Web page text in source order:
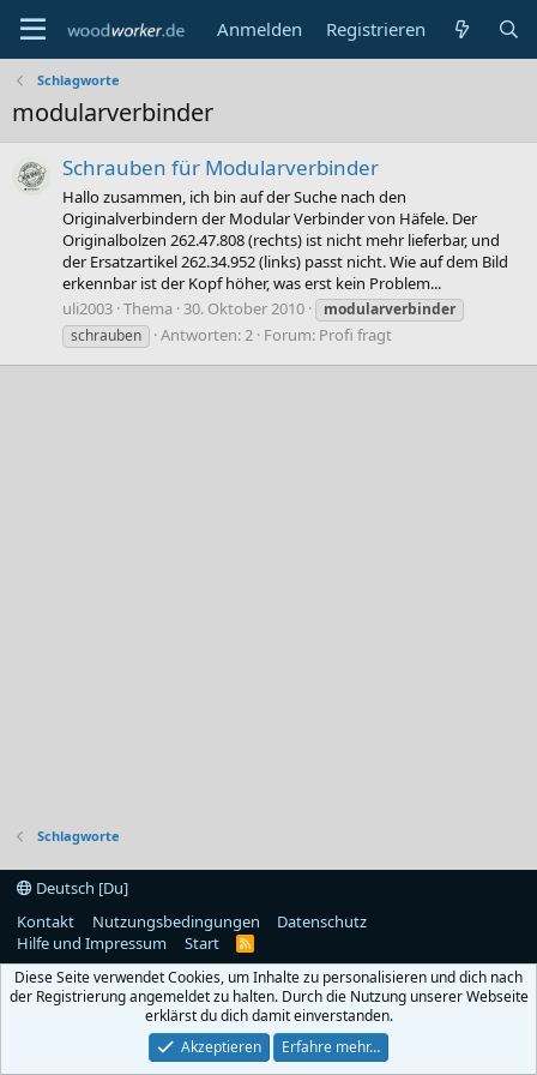
Anmelden Registrieren
Schlagworte
modularverbinder
Schrauben für Modularverbinder
Hallo zusammen, ich bin auf der Suche nach den
Originalverbindern der Modular Verbinder von Häfele. Der
Originalbolzen 262.47.808 (rechts) ist nicht mehr lieferbar, und
der Ersatzartikel 262.34.952 (links) passt nicht. Wie auf dem Bild
erkennbar ist der Kopf höher, was erst kein Problem...
uli2003 Thema 30. Oktober 2010
modularverbinder
schrauben
Antworten: 2 Forum: Profi fragt
Schlagworte
Deutsch [Du]
Kontakt
Nutzungsbedingungen
Datenschutz
Hilfe und Impressum
Start
R
S
Diese Seite verwendet Cookies, um Inhalte zu personalisieren und dich nach
der Registrierung angemeldet zu halten. Durch die Nutzung unserer Webseite
erklärst du dich damit einverstanden.
Akzeptieren
Erfahre mehr…